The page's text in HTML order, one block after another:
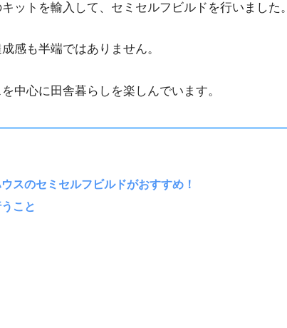
ットを輸入して、セミセルフビルドを行いました。
感も半端ではありません。
中心に田舎暮らしを楽しんでいます。
スのセミセルフビルドがおすすめ！
こと